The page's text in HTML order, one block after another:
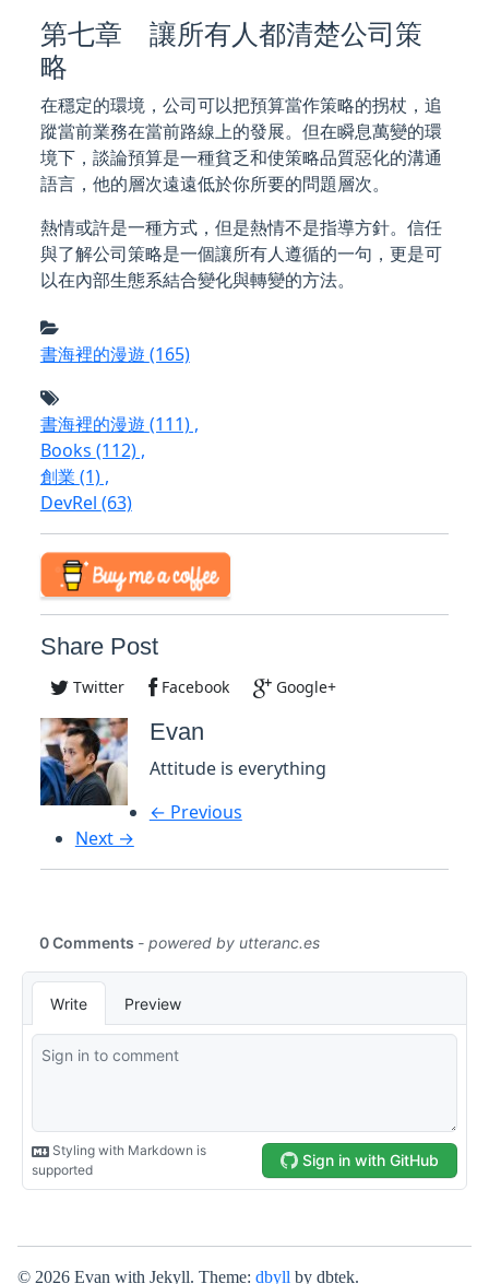
第七章 讓所有人都清楚公司策
略
在穩定的環境，公司可以把預算當作策略的拐杖，追
蹤當前業務在當前路線上的發展。但在瞬息萬變的環
境下，談論預算是一種貧乏和使策略品質惡化的溝通
語言，他的層次遠遠低於你所要的問題層次。
熱情或許是一種方式，但是熱情不是指導方針。信任
與了解公司策略是一個讓所有人遵循的一句，更是可
以在內部生態系結合變化與轉變的方法。
書海裡的漫遊 (165)
書海裡的漫遊 (111),
Books (112),
創業 (1),
DevRel (63)
Share Post
Twitter Facebook Google+
Evan
Attitude is everything
← Previous
Next →
© 2026 Evan with Jekyll. Theme: dbyll by dbtek.